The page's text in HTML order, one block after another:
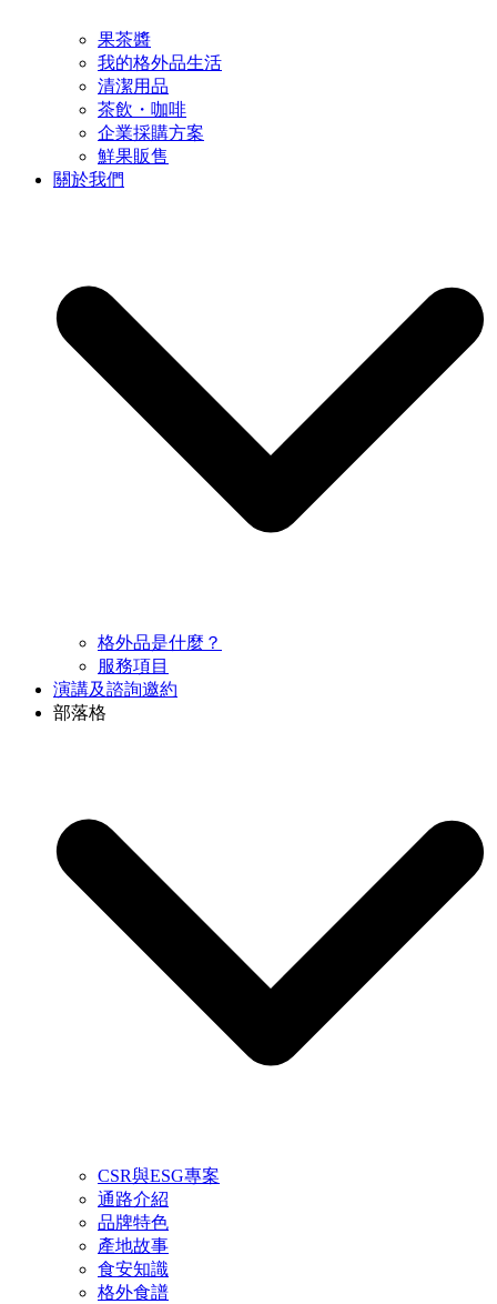
果茶醬
我的格外品生活
清潔用品
茶飲・咖啡
企業採購方案
鮮果販售
關於我們
格外品是什麼？
服務項目
演講及諮詢邀約
部落格
CSR與ESG專案
通路介紹
品牌特色
產地故事
食安知識
格外食譜